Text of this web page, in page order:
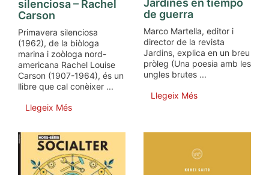
silenciosa – Rachel
Carson
Primavera silenciosa
(1962), de la biòloga
marina i zoòloga nord-
americana Rachel Louise
Carson (1907-1964), és un
llibre que cal conèixer ...
Llegeix Més
Jardines en tiempo
de guerra
Marco Martella, editor i
director de la revista
Jardins, explica en un breu
pròleg (Una poesia amb les
ungles brutes ...
Llegeix Més